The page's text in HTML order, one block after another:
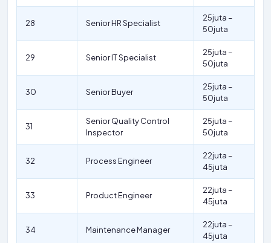
28 Senior HR Specialist
25juta –
50juta
29 Senior IT Specialist
25juta –
50juta
30 Senior Buyer
25juta –
50juta
31
Senior Quality Control
Inspector
25juta –
50juta
32 Process Engineer
22juta –
45juta
33 Product Engineer
22juta –
45juta
34 Maintenance Manager
22juta –
45juta